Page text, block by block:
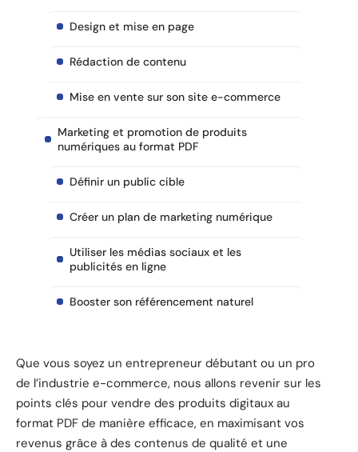
Design et mise en page
Rédaction de contenu
Mise en vente sur son site e-commerce
Marketing et promotion de produits
numériques au format PDF
Définir un public cible
Créer un plan de marketing numérique
Utiliser les médias sociaux et les
publicités en ligne
Booster son référencement naturel
Que vous soyez un entrepreneur débutant ou un pro
de l’industrie e-commerce, nous allons revenir sur les
points clés pour vendre des produits digitaux au
format PDF de manière efficace, en maximisant vos
revenus grâce à des contenus de qualité et une